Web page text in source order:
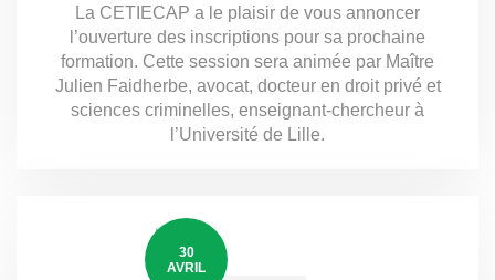
La CETIECAP a le plaisir de vous annoncer
l’ouverture des inscriptions pour sa prochaine
formation. Cette session sera animée par Maître
Julien Faidherbe, avocat, docteur en droit privé et
sciences criminelles, enseignant-chercheur à
l’Université de Lille.
30
AVRIL